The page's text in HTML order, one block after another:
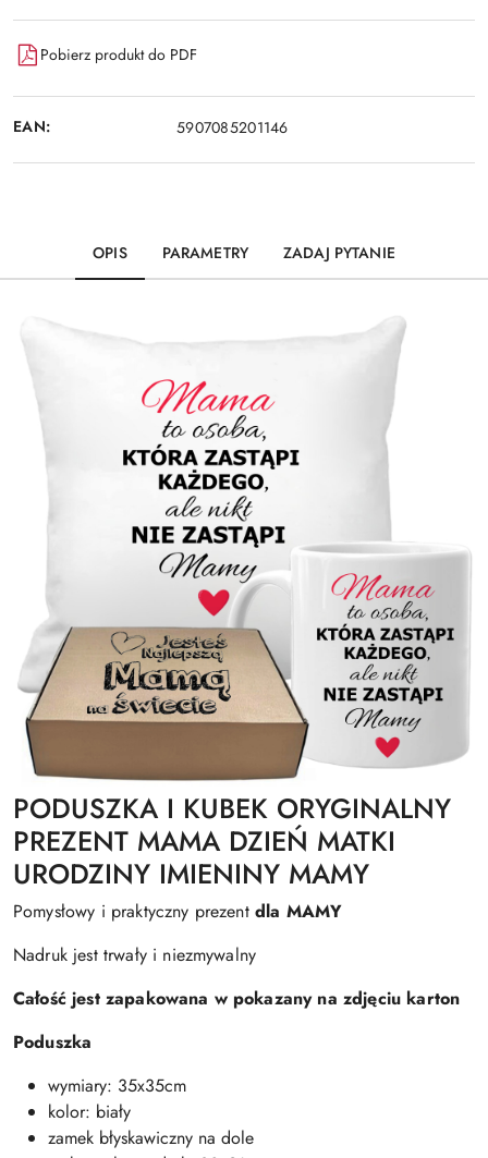
Pobierz produkt do PDF
EAN: 5907085201146
OPIS PARAMETRY ZADAJ PYTANIE
PODUSZKA I KUBEK ORYGINALNY
PREZENT MAMA DZIEŃ MATKI
URODZINY IMIENINY MAMY
Pomysłowy i praktyczny prezent dla MAMY
Nadruk jest trwały i niezmywalny
Całość jest zapakowana w pokazany na zdjęciu karton
Poduszka
wymiary: 35x35cm
kolor: biały
zamek błyskawiczny na dole